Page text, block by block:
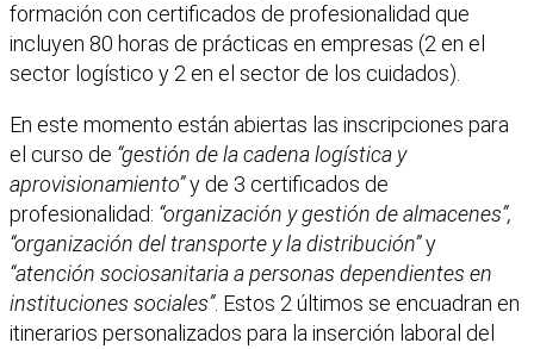
formación con certificados de profesionalidad que
incluyen 80 horas de prácticas en empresas (2 en el
sector logístico y 2 en el sector de los cuidados).
En este momento están abiertas las inscripciones para
el curso de “gestión de la cadena logística y
aprovisionamiento”y de 3 certificados de
profesionalidad: “organización y gestión de almacenes”,
“organización del transporte y la distribución”y
“atención sociosanitaria a personas dependientes en
instituciones sociales”. Estos 2 últimos se encuadran en
itinerarios personalizados para la inserción laboral del